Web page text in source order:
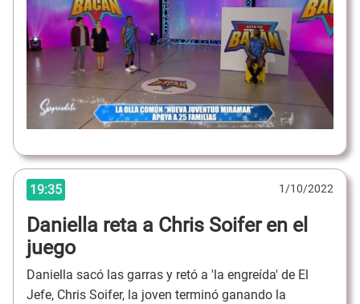
19:35 1/10/2022
Daniella reta a Chris Soifer en el
juego
Daniella sacó las garras y retó a 'la engreída' de El
Jefe, Chris Soifer, la joven terminó ganando la